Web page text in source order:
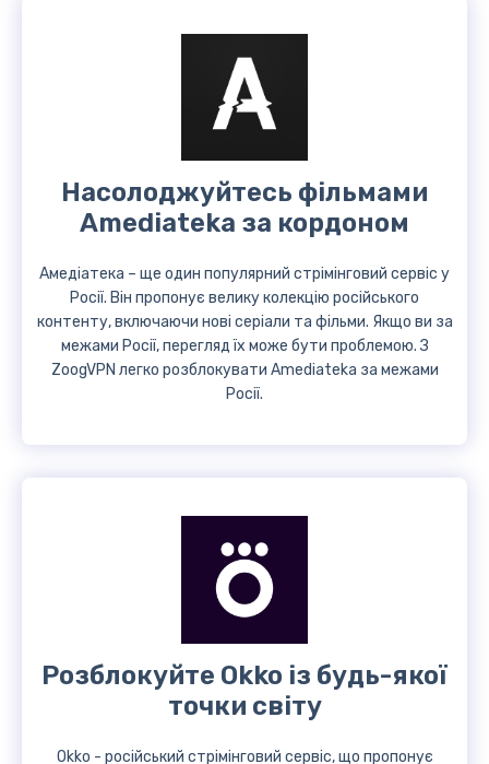
Насолоджуйтесь фільмами
Amediateka за кордоном
Амедіатека – ще один популярний стрімінговий сервіс у
Росії. Він пропонує велику колекцію російського
контенту, включаючи нові серіали та фільми. Якщо ви за
межами Росії, перегляд їх може бути проблемою. З
ZoogVPN легко розблокувати Amediateka за межами
Росії.
Розблокуйте Okko із будь-якої
точки світу
Okko - російський стрімінговий сервіс, що пропонує